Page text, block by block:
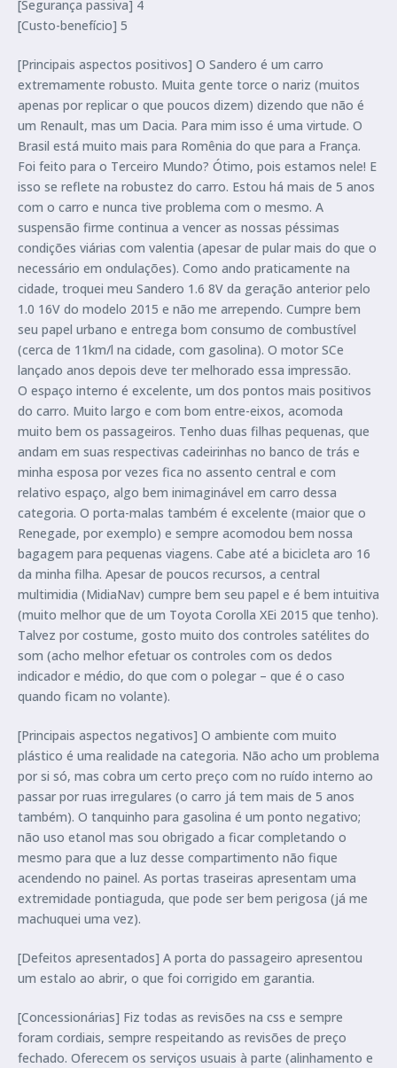
[Segurança passiva] 4
[Custo-benefício] 5
[Principais aspectos positivos] O Sandero é um carro
extremamente robusto. Muita gente torce o nariz (muitos
apenas por replicar o que poucos dizem) dizendo que não é
um Renault, mas um Dacia. Para mim isso é uma virtude. O
Brasil está muito mais para Romênia do que para a França.
Foi feito para o Terceiro Mundo? Ótimo, pois estamos nele! E
isso se reflete na robustez do carro. Estou há mais de 5 anos
com o carro e nunca tive problema com o mesmo. A
suspensão firme continua a vencer as nossas péssimas
condições viárias com valentia (apesar de pular mais do que o
necessário em ondulações). Como ando praticamente na
cidade, troquei meu Sandero 1.6 8V da geração anterior pelo
1.0 16V do modelo 2015 e não me arrependo. Cumpre bem
seu papel urbano e entrega bom consumo de combustível
(cerca de 11km/l na cidade, com gasolina). O motor SCe
lançado anos depois deve ter melhorado essa impressão.
O espaço interno é excelente, um dos pontos mais positivos
do carro. Muito largo e com bom entre-eixos, acomoda
muito bem os passageiros. Tenho duas filhas pequenas, que
andam em suas respectivas cadeirinhas no banco de trás e
minha esposa por vezes fica no assento central e com
relativo espaço, algo bem inimaginável em carro dessa
categoria. O porta-malas também é excelente (maior que o
Renegade, por exemplo) e sempre acomodou bem nossa
bagagem para pequenas viagens. Cabe até a bicicleta aro 16
da minha filha. Apesar de poucos recursos, a central
multimidia (MidiaNav) cumpre bem seu papel e é bem intuitiva
(muito melhor que de um Toyota Corolla XEi 2015 que tenho).
Talvez por costume, gosto muito dos controles satélites do
som (acho melhor efetuar os controles com os dedos
indicador e médio, do que com o polegar – que é o caso
quando ficam no volante).
[Principais aspectos negativos] O ambiente com muito
plástico é uma realidade na categoria. Não acho um problema
por si só, mas cobra um certo preço com no ruído interno ao
passar por ruas irregulares (o carro já tem mais de 5 anos
também). O tanquinho para gasolina é um ponto negativo;
não uso etanol mas sou obrigado a ficar completando o
mesmo para que a luz desse compartimento não fique
acendendo no painel. As portas traseiras apresentam uma
extremidade pontiaguda, que pode ser bem perigosa (já me
machuquei uma vez).
[Defeitos apresentados] A porta do passageiro apresentou
um estalo ao abrir, o que foi corrigido em garantia.
[Concessionárias] Fiz todas as revisões na css e sempre
foram cordiais, sempre respeitando as revisões de preço
fechado. Oferecem os serviços usuais à parte (alinhamento e